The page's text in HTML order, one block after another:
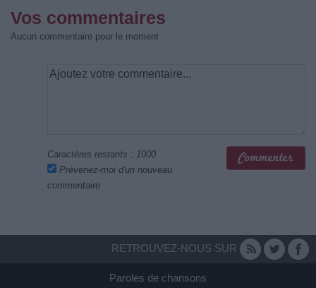
Vos commentaires
Aucun commentaire pour le moment
Caractères restants : 1000
Prévenez-moi d'un nouveau
commentaire
RETROUVEZ-NOUS SUR
Paroles de chansons